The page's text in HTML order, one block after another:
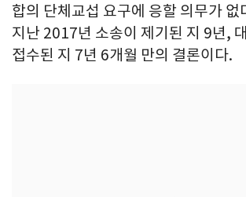
합의 단체교섭 요구에 응할 의무가 없
지난 2017년 소송이 제기된 지 9년,
접수된 지 7년 6개월 만의 결론이다.